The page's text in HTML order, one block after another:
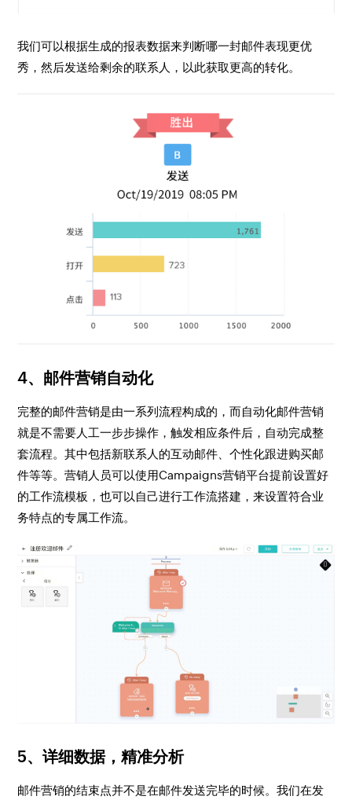
我们可以根据生成的报表数据来判断哪一封邮件表现更优
秀，然后发送给剩余的联系人，以此获取更高的转化。
4、邮件营销自动化
完整的邮件营销是由一系列流程构成的，而自动化邮件营销
就是不需要人工一步步操作，触发相应条件后，自动完成整
套流程。其中包括新联系人的互动邮件、个性化跟进购买邮
件等等。营销人员可以使用Campaigns营销平台提前设置好
的工作流模板，也可以自己进行工作流搭建，来设置符合业
务特点的专属工作流。
5、详细数据，精准分析
邮件营销的结束点并不是在邮件发送完毕的时候。我们在发